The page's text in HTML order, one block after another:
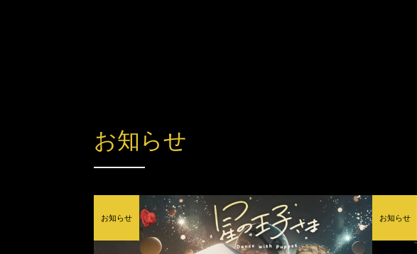
お知らせ
お知らせ お知らせ